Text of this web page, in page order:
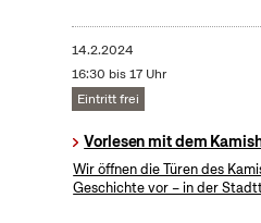
14.2.2024
16:30 bis 17 Uhr
Eintritt frei
Vorlesen mit dem
Wir öffnen die Türen des
Geschichte vor – in der